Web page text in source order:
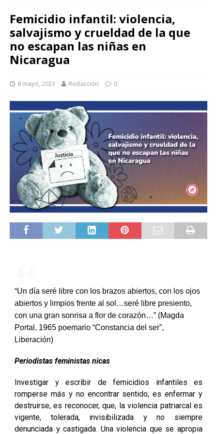
Femicidio infantil: violencia,
salvajismo y crueldad de la que
no escapan las niñas en
Nicaragua
8 mayo, 2023 Redacción 0
“Un día seré libre con los brazos abiertos, con los ojos
abiertos y limpios frente al sol…seré libre presiento,
con una gran sonrisa a flor de corazón…” (Magda
Portal, 1965 poemario “Constancia del ser”,
Liberación)
Periodistas feministas nicas
Investigar y escribir de femicidios infantiles es
romperse más y no encontrar sentido, es enfermar y
destruirse, es reconocer, que, la violencia patriarcal es
vigente, tolerada, invisibilizada y no siempre
denunciada y castigada. Una violencia que se apropia